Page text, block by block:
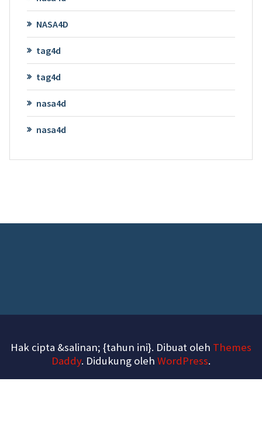
NASA4D
tag4d
tag4d
nasa4d
nasa4d
Hak cipta &salinan; {tahun ini}. Dibuat oleh Themes
Daddy. Didukung oleh WordPress.